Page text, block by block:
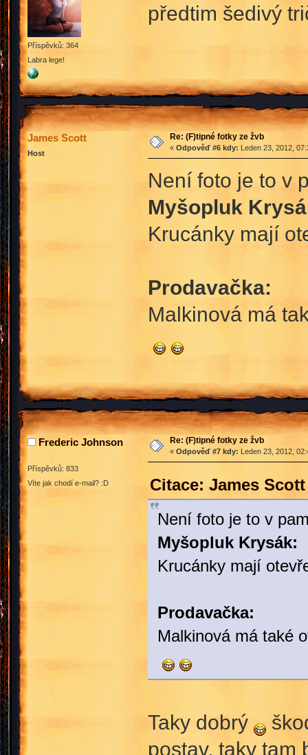
Příspěvků: 364
Labra lege!
předtim šedivý
James Scott
Host
Re: (F)tipné fotky ze žvb
« Odpověď #6 kdy: Leden 23, 2012,
Není foto je to v
Myšopluk
Krucánky mají
Prodavačka:
Malkinová má
Frederic Johnson
Příspěvků: 833
Víte jak chodí e-mail? :D
Re: (F)tipné fotky ze žvb
« Odpověď #7 kdy: Leden 23, 2012,
Citace: James
Není foto je to v
Myšopluk Krysák:
Krucánky mají
Prodavačka:
Malkinová má také
Taky dobrý
postav, taky